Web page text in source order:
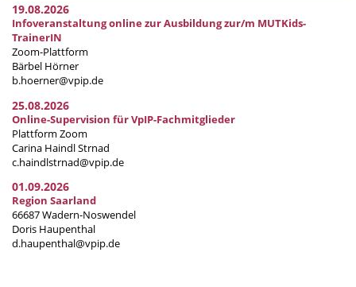
19.08.2026
Infoveranstaltung online zur Ausbildung zur/m MUTKids-
TrainerIN
Zoom-Plattform
Bärbel Hörner
b.hoerner@vpip.de
25.08.2026
Online-Supervision für VpIP-Fachmitglieder
Plattform Zoom
Carina Haindl Strnad
c.haindlstrnad@vpip.de
01.09.2026
Region Saarland
66687 Wadern-Noswendel
Doris Haupenthal
d.haupenthal@vpip.de